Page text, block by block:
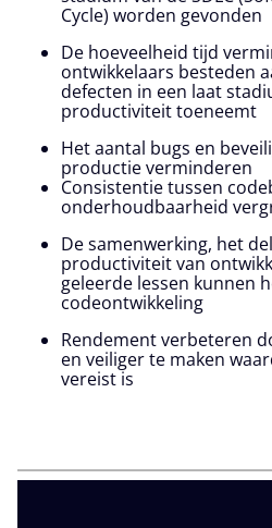
Cycle) worden gevonden
De hoeveelheid tijd
ontwikkelaars besteden
defecten in een laat
productiviteit toeneemt
Het aantal bugs en
productie verminderen
Consistentie tussen
onderhoudbaarheid
De samenwerking, het
productiviteit van
geleerde lessen kunnen
codeontwikkeling
Rendement verbeteren
en veiliger te maken
vereist is